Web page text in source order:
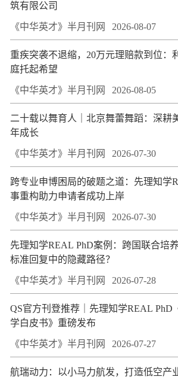
筑有限公司
《中华英才》半月刊网 2026-08-07
重疾突袭不退缩，20万元理赔款到位：
庭托起希望
《中华英才》半月刊网 2026-08-05
二十载以舞育人｜北京舞蕾舞蹈：深耕
年成长
《中华英才》半月刊网 2026-07-30
跨专业申博困局的破题之道：先理知学
事重构助力申请者成功上岸
《中华英才》半月刊网 2026-07-30
先理知学REAL PhD案例：跨国联合培
标准回复中的隐藏路径？
《中华英才》半月刊网 2026-07-28
QS官方刊登推荐｜先理知学REAL PhD
学白皮书》重磅发布
《中华英才》半月刊网 2026-07-27
航瑞动力：以小马力航发，打造低空产